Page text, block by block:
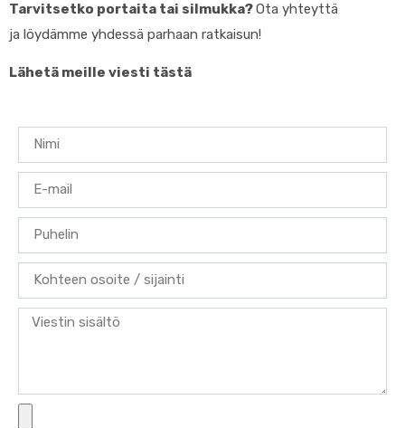
Tarvitsetko portaita tai silmukka?Ota yhteyttä
ja löydämme yhdessä parhaan ratkaisun!
Lähetä meille viesti tästä